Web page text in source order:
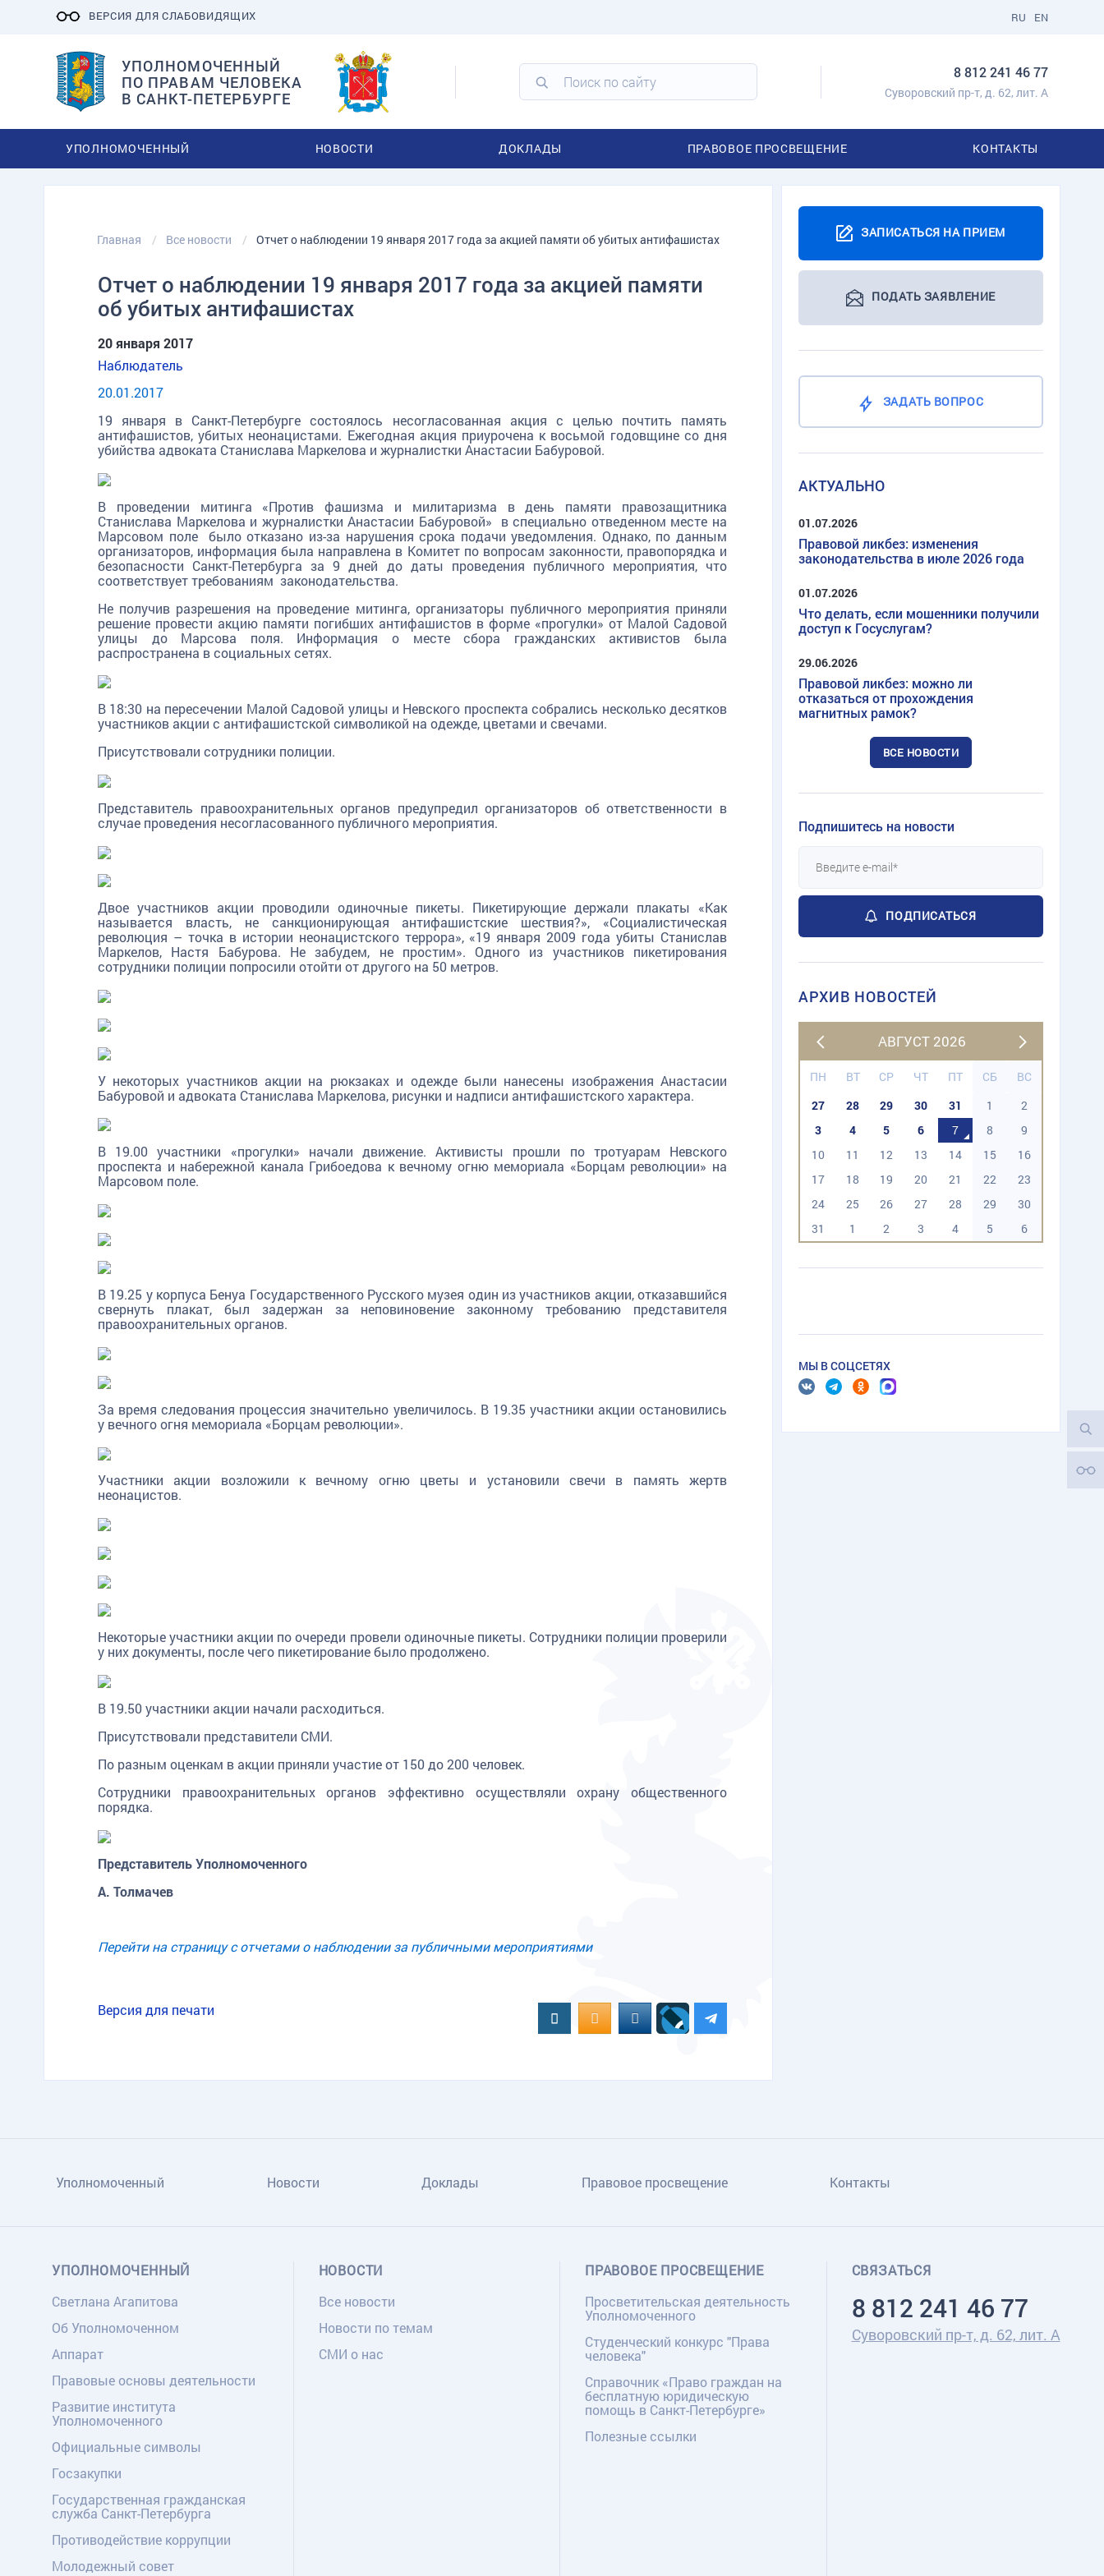
ВЕРСИЯ ДЛЯ СЛАБОВИДЯЩИХ EN
RU
УПОЛНОМОЧЕННЫЙ
ПО ПРАВАМ ЧЕЛОВЕКА
В САНКТ-ПЕТЕРБУРГЕ
8 812 241 46 77
Суворовский пр-т, д. 62, лит. А
УПОЛНОМОЧЕННЫЙ НОВОСТИ ДОКЛАДЫ ПРАВОВОЕ ПРОСВЕЩЕНИЕ КОНТАКТЫ
Главная Все новости Отчет о наблюдении 19 января 2017 года за акцией памяти об убитых антифашистах
Отчет о наблюдении 19 января 2017 года за акцией памяти
об убитых антифашистах
20 января 2017
Наблюдатель
20.01.2017
19 января в Санкт-Петербурге состоялось несогласованная акция с целью почтить память
антифашистов, убитых неонацистами. Ежегодная акция приурочена к восьмой годовщине со дня
убийства адвоката Станислава Маркелова и журналистки Анастасии Бабуровой.
В проведении митинга «Против фашизма и милитаризма в день памяти правозащитника
Станислава Маркелова и журналистки Анастасии Бабуровой» в специально отведенном месте на
Марсовом поле было отказано из-за нарушения срока подачи уведомления. Однако, по данным
организаторов, информация была направлена в Комитет по вопросам законности, правопорядка и
безопасности Санкт-Петербурга за 9 дней до даты проведения публичного мероприятия, что
соответствует требованиям законодательства.
Не получив разрешения на проведение митинга, организаторы публичного мероприятия приняли
решение провести акцию памяти погибших антифашистов в форме «прогулки» от Малой Садовой
улицы до Марсова поля. Информация о месте сбора гражданских активистов была
распространена в социальных сетях.
В 18:30 на пересечении Малой Садовой улицы и Невского проспекта собрались несколько десятков
участников акции с антифашистской символикой на одежде, цветами и свечами.
Присутствовали сотрудники полиции.
Представитель правоохранительных органов предупредил организаторов об ответственности в
случае проведения несогласованного публичного мероприятия.
Двое участников акции проводили одиночные пикеты. Пикетирующие держали плакаты «Как
называется власть, не санкционирующая антифашистские шествия?», «Социалистическая
революция – точка в истории неонацистского террора», «19 января 2009 года убиты Станислав
Маркелов, Настя Бабурова. Не забудем, не простим». Одного из участников пикетирования
сотрудники полиции попросили отойти от другого на 50 метров.
У некоторых участников акции на рюкзаках и одежде были нанесены изображения Анастасии
Бабуровой и адвоката Станислава Маркелова, рисунки и надписи антифашистского характера.
В 19.00 участники «прогулки» начали движение. Активисты прошли по тротуарам Невского
проспекта и набережной канала Грибоедова к вечному огню мемориала «Борцам революции» на
Марсовом поле.
В 19.25 у корпуса Бенуа Государственного Русского музея один из участников акции, отказавшийся
свернуть плакат, был задержан за неповиновение законному требованию представителя
правоохранительных органов.
За время следования процессия значительно увеличилось. В 19.35 участники акции остановились
у вечного огня мемориала «Борцам революции».
Участники акции возложили к вечному огню цветы и установили свечи в память жертв
неонацистов.
Некоторые участники акции по очереди провели одиночные пикеты. Сотрудники полиции проверили
у них документы, после чего пикетирование было продолжено.
В 19.50 участники акции начали расходиться.
Присутствовали представители СМИ.
По разным оценкам в акции приняли участие от 150 до 200 человек.
Сотрудники правоохранительных органов эффективно осуществляли охрану общественного
порядка.
Представитель Уполномоченного
А. Толмачев
Перейти на страницу с отчетами о наблюдении за публичными мероприятиями
Версия для печати ВконтактеOK.RUMAIL.RU
ЗАПИСАТЬСЯ НА ПРИЕМ
ПОДАТЬ ЗАЯВЛЕНИЕ
ЗАДАТЬ ВОПРОС
АКТУАЛЬНО
01.07.2026
Правовой ликбез: изменения
законодательства в июле 2026 года
01.07.2026
Что делать, если мошенники получили
доступ к Госуслугам?
29.06.2026
Правовой ликбез: можно ли
отказаться от прохождения
магнитных рамок?
ВСЕ НОВОСТИ
Подпишитесь на новости
ПОДПИСАТЬСЯ
АРХИВ НОВОСТЕЙ
АВГУСТ 2026
ПН ВТ СР ЧТ ПТ СБ
ВС
27
28 29 30 31 1
2
3
4 5 6 7 8
9
10
11 12 13 14 15
16
17
18 19 20 21 22
23
24
25 26 27 28 29
30
31
1 2 3 4 5 6
МЫ В СОЦСЕТЯХ
Уполномоченный Новости Доклады Правовое просвещение Контакты
СВЯЗАТЬСЯ
8 812 241 46 77
Суворовский пр-т, д. 62, лит. А
УПОЛНОМОЧЕННЫЙ
Светлана Агапитова
Об Уполномоченном
Аппарат
Правовые основы деятельности
Развитие института
Уполномоченного
Официальные символы
Госзакупки
Государственная гражданская
служба Санкт-Петербурга
Противодействие коррупции
Молодежный совет
НОВОСТИ
Все новости
Новости по темам
СМИ о нас
ПРАВОВОЕ ПРОСВЕЩЕНИЕ
Просветительская деятельность
Уполномоченного
Студенческий конкурс "Права
человека"
Справочник «Право граждан на
бесплатную юридическую
помощь в Санкт-Петербурге»
Полезные ссылки